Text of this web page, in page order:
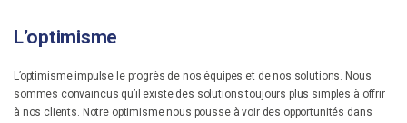
L’optimisme
L’optimisme impulse le progrès de nos équipes et de nos solutions. Nous
sommes convaincus qu’il existe des solutions toujours plus simples à offrir
à nos clients. Notre optimisme nous pousse à voir des opportunités dans